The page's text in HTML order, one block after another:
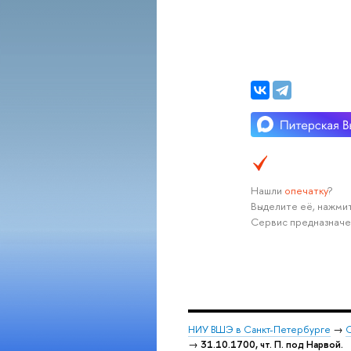
Нашли опечатку?
Выделите её,
Сервис
НИУ ВШЭ в Санкт-Петербурге →
→ 31.10.1700, чт. П. под Нарвой.